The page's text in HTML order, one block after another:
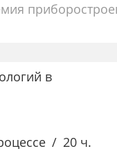
в
20 ч.